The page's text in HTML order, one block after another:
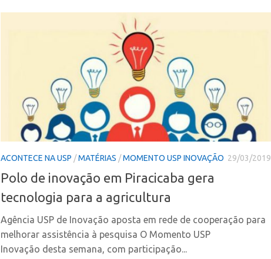
ACONTECE NA USP /MATÉRIAS /MOMENTO USP INOVAÇÃO 29/03/2019
Polo de inovação em Piracicaba gera
tecnologia para a agricultura
Agência USP de Inovação aposta em rede de cooperação para
melhorar assistência à pesquisa O Momento USP
Inovação desta semana, com participação...